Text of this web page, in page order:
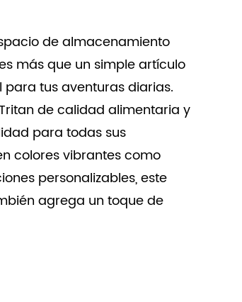
de almacenamiento
más que un simple artículo
tus aventuras diarias.
de calidad alimentaria y
para todas sus
colores vibrantes como
personalizables, este
agrega un toque de